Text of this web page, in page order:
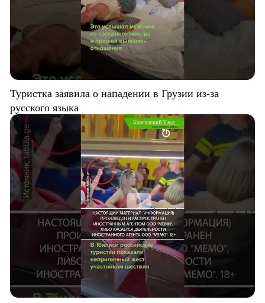
Туристка заявила о нападении в Грузии из-за
русского языка